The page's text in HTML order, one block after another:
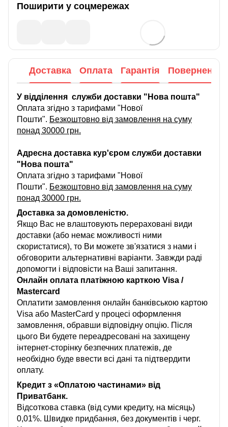
Поширити у соцмережах
Доставка Оплата Гарантія Повернення
У відділення служби доставки "Нова пошта"
Оплата згідно з тарифами "Нової
Пошти". Безкоштовно від замовлення на суму
понад 30000 грн.
Адресна доставка кур'єром служби доставки
"Нова пошта"
Оплата згідно з тарифами "Нової
Пошти". Безкоштовно від замовлення на суму
понад 30000 грн.
Доставка за домовленістю.
Якщо Вас не влаштовують перераховані види
доставки (або немає можливості ними
скористатися), то Ви можете зв'язатися з нами і
обговорити альтернативні варіанти. Завжди раді
допомогти і відповісти на Ваші запитання.
Онлайн оплата платіжною карткою Visa /
Mastercard
Оплатити замовлення онлайн банківською картою
Visa або MasterCard у процесі оформлення
замовлення, обравши відповідну опцію. Після
цього Ви будете переадресовані на захищену
інтернет-сторінку безпечних платежів, де
необхідно буде ввести всі дані та підтвердити
оплату.
Кредит з «Оплатою частинами» від
Приватбанк.
Відсоткова ставка (від суми кредиту, на місяць)
0,01%. Швидке придбання, без документів і черг.